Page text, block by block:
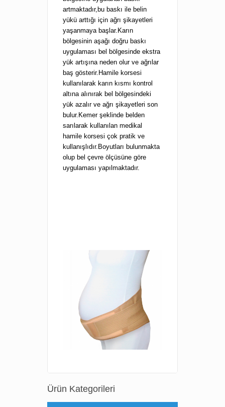
artmaktadır,bu baskı ile belin
yükü arttığı için ağrı şikayetleri
yaşanmaya başlar.Karın
bölgesinin aşağı doğru baskı
uygulaması bel bölgesinde ekstra
yük artışına neden olur ve ağrılar
baş gösterir.Hamile korsesi
kullanılarak karın kısmı kontrol
altına alınırak bel bölgesindeki
yük azalır ve ağrı şikayetleri son
bulur.Kemer şeklinde belden
sarılarak kullanılan medikal
hamile korsesi çok pratik ve
kullanışlıdır.Boyutları bulunmakta
olup bel çevre ölçüsüne göre
uygulaması yapılmaktadır.
Ürün Kategorileri